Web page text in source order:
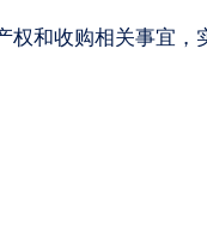
权和收购相关事宜，